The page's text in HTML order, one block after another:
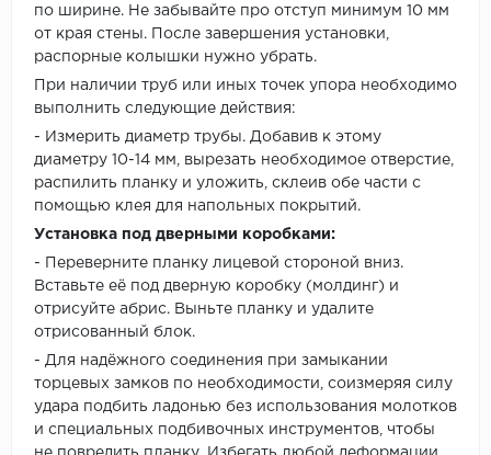
по ширине. Не забывайте про отступ минимум 10 мм
от края стены. После завершения установки,
распорные колышки нужно убрать.
При наличии труб или иных точек упора необходимо
выполнить следующие действия:
- Измерить диаметр трубы. Добавив к этому
диаметру 10-14 мм, вырезать необходимое отверстие,
распилить планку и уложить, склеив обе части с
помощью клея для напольных покрытий.
Установка под дверными коробками:
- Переверните планку лицевой стороной вниз.
Вставьте её под дверную коробку (молдинг) и
отрисуйте абрис. Выньте планку и удалите
отрисованный блок.
- Для надёжного соединения при замыкании
торцевых замков по необходимости, соизмеряя силу
удара подбить ладонью без использования молотков
и специальных подбивочных инструментов, чтобы